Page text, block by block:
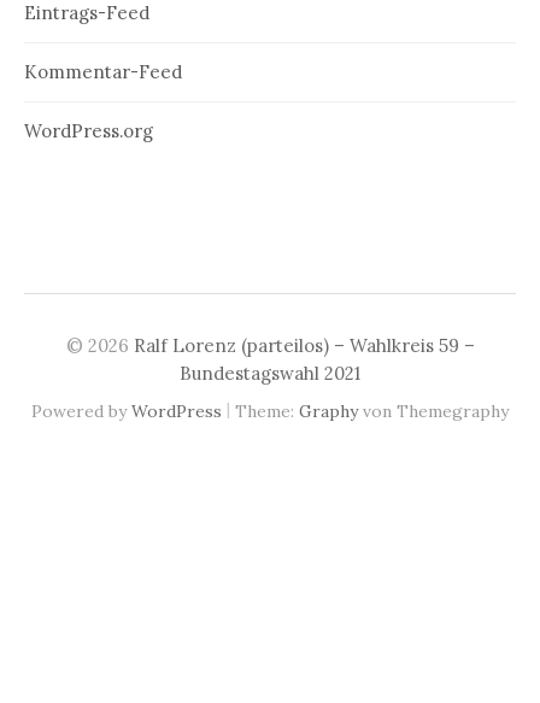
Eintrags-Feed
Kommentar-Feed
WordPress.org
© 2026 Ralf Lorenz (parteilos) – Wahlkreis 59 –
Bundestagswahl 2021
Powered byWordPress | Theme: Graphyvon Themegraphy